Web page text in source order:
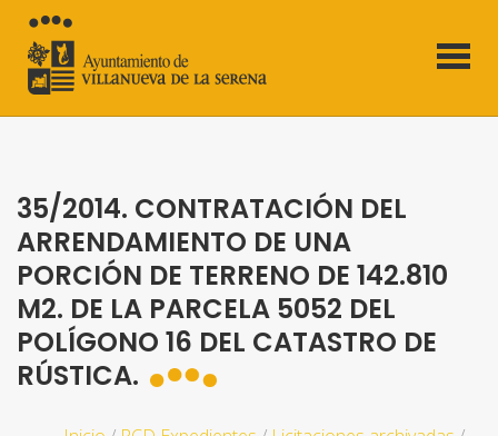
35/2014. CONTRATACIÓN DEL
ARRENDAMIENTO DE UNA
PORCIÓN DE TERRENO DE 142.810
M2. DE LA PARCELA 5052 DEL
POLÍGONO 16 DEL CATASTRO DE
RÚSTICA.